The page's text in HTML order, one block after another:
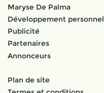
Maryse De Palma
Développement personnel
Publicité
Partenaires
Annonceurs
Plan de site